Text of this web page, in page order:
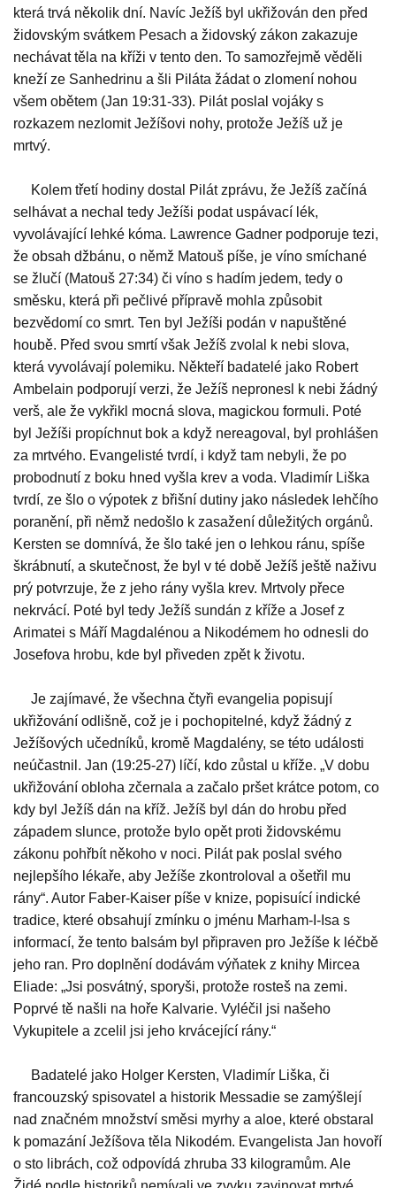
která trvá několik dní. Navíc Ježíš byl ukřižován den před
židovským svátkem Pesach a židovský zákon zakazuje
nechávat těla na kříži v tento den. To samozřejmě věděli
kneží ze Sanhedrinu a šli Piláta žádat o zlomení nohou
všem obětem (Jan 19:31-33). Pilát poslal vojáky s
rozkazem nezlomit Ježíšovi nohy, protože Ježíš už je
mrtvý.
Kolem třetí hodiny dostal Pilát zprávu, že Ježíš začíná
selhávat a nechal tedy Ježíši podat uspávací lék,
vyvolávající lehké kóma. Lawrence Gadner podporuje tezi,
že obsah džbánu, o němž Matouš píše, je víno smíchané
se žlučí (Matouš 27:34) či víno s hadím jedem, tedy o
směsku, která při pečlivé přípravě mohla způsobit
bezvědomí co smrt. Ten byl Ježíši podán v napuštěné
houbě. Před svou smrtí však Ježíš zvolal k nebi slova,
která vyvolávají polemiku. Někteří badatelé jako Robert
Ambelain podporují verzi, že Ježíš nepronesl k nebi žádný
verš, ale že vykřikl mocná slova, magickou formuli. Poté
byl Ježíši propíchnut bok a když nereagoval, byl prohlášen
za mrtvého. Evangelisté tvrdí, i když tam nebyli, že po
probodnutí z boku hned vyšla krev a voda. Vladimír Liška
tvrdí, ze šlo o výpotek z břišní dutiny jako následek lehčího
poranění, při němž nedošlo k zasažení důležitých orgánů.
Kersten se domnívá, že šlo také jen o lehkou ránu, spíše
škrábnutí, a skutečnost, že byl v té době Ježíš ještě naživu
prý potvrzuje, že z jeho rány vyšla krev. Mrtvoly přece
nekrvácí. Poté byl tedy Ježíš sundán z kříže a Josef z
Arimatei s Máří Magdalénou a Nikodémem ho odnesli do
Josefova hrobu, kde byl přiveden zpět k životu.
Je zajímavé, že všechna čtyři evangelia popisují
ukřižování odlišně, což je i pochopitelné, když žádný z
Ježíšových učedníků, kromě Magdalény, se této události
neúčastnil. Jan (19:25-27) líčí, kdo zůstal u kříže. „V dobu
ukřižování obloha zčernala a začalo pršet krátce potom, co
kdy byl Ježíš dán na kříž. Ježíš byl dán do hrobu před
západem slunce, protože bylo opět proti židovskému
zákonu pohřbít někoho v noci. Pilát pak poslal svého
nejlepšího lékaře, aby Ježíše zkontroloval a ošetřil mu
rány“. Autor Faber-Kaiser píše v knize, popisuící indické
tradice, které obsahují zmínku o jménu Marham-I-Isa s
informací, že tento balsám byl připraven pro Ježíše k léčbě
jeho ran. Pro doplnění dodávám výňatek z knihy Mircea
Eliade: „Jsi posvátný, sporyši, protože rosteš na zemi.
Poprvé tě našli na hoře Kalvarie. Vyléčil jsi našeho
Vykupitele a zcelil jsi jeho krvácející rány.“
Badatelé jako Holger Kersten, Vladimír Liška, či
francouzský spisovatel a historik Messadie se zamýšlejí
nad značném množství směsi myrhy a aloe, které obstaral
k pomazání Ježíšova těla Nikodém. Evangelista Jan hovoří
o sto librách, což odpovídá zhruba 33 kilogramům. Ale